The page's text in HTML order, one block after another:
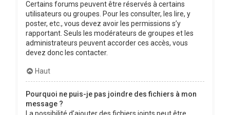
Certains forums peuvent être réservés à certains
utilisateurs ou groupes. Pour les consulter, les lire, y
poster, etc., vous devez avoir les permissions s’y
rapportant. Seuls les modérateurs de groupes et les
administrateurs peuvent accorder ces accès, vous
devez donc les contacter.
Haut
Pourquoi ne puis-je pas joindre des fichiers à mon
message ?
La possibilité d’ajouter des fichiers joints peut être